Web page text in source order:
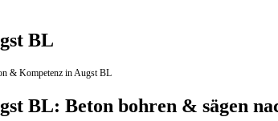
BL
& Kompetenz in Augst BL
BL: Beton bohren & sägen